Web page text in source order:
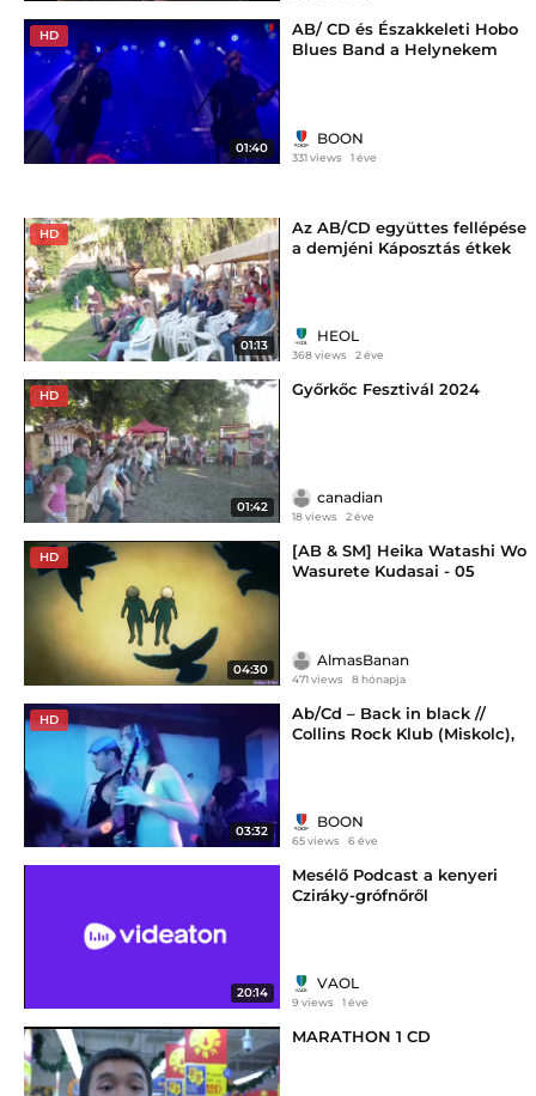
HD
01:40
AB/ CD és Északkeleti Hobo
Blues Band a Helynekem
BOON
331 views 1 éve
HD
01:13
Az AB/CD együttes fellépése
a demjéni Káposztás étkek
HEOL
368 views 2 éve
HD
01:42
Győrkőc Fesztivál 2024
canadian
18 views 2 éve
HD
04:30
[AB & SM] Heika Watashi Wo
Wasurete Kudasai - 05
AlmasBanan
471 views 8 hónapja
HD
03:32
Ab/Cd – Back in black //
Collins Rock Klub (Miskolc),
BOON
65 views 6 éve
20:14
Mesélő Podcast a kenyeri
Cziráky-grófnőről
VAOL
9 views 1 éve
MARATHON 1 CD